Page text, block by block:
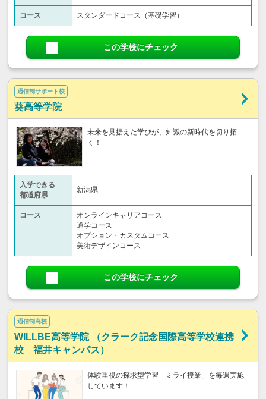
コース スタンダードコース（基礎学習）
この学校にチェック
通信制サポート校
葵高等学院
未来を見据えた学びが、知識の新時代を切り拓
く！
入学できる
都道府県
新潟県
コース
オンラインキャリアコース
通学コース
オプション・カスタムコース
美術デザインコース
この学校にチェック
通信制高校
WILLBE高等学院 （クラーク記念国際高等学校連携
校 福井キャンパス）
体験重視の探求型学習「ミライ授業」を毎週実施
しています！